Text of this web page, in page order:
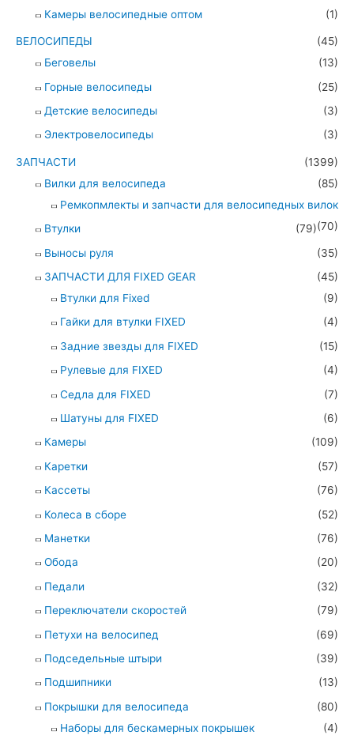
Камеры велосипедные оптом
(1)
ВЕЛОСИПЕДЫ
(45)
Беговелы
(13)
Горные велосипеды
(25)
Детские велосипеды
(3)
Электровелосипеды
(3)
ЗАПЧАСТИ
(1399)
Вилки для велосипеда
(85)
Ремкопмлекты и запчасти для велосипедных вилок
(70)
Втулки
(79)
Выносы руля
(35)
ЗАПЧАСТИ ДЛЯ FIXED GEAR
(45)
Втулки для Fixed
(9)
Гайки для втулки FIXED
(4)
Задние звезды для FIXED
(15)
Рулевые для FIXED
(4)
Седла для FIXED
(7)
Шатуны для FIXED
(6)
Камеры
(109)
Каретки
(57)
Кассеты
(76)
Колеса в сборе
(52)
Манетки
(76)
Обода
(20)
Педали
(32)
Переключатели скоростей
(79)
Петухи на велосипед
(69)
Подседельные штыри
(39)
Подшипники
(13)
Покрышки для велосипеда
(80)
Наборы для бескамерных покрышек
(4)